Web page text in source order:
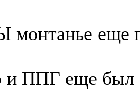
монтанье еще
и ППГ еще был